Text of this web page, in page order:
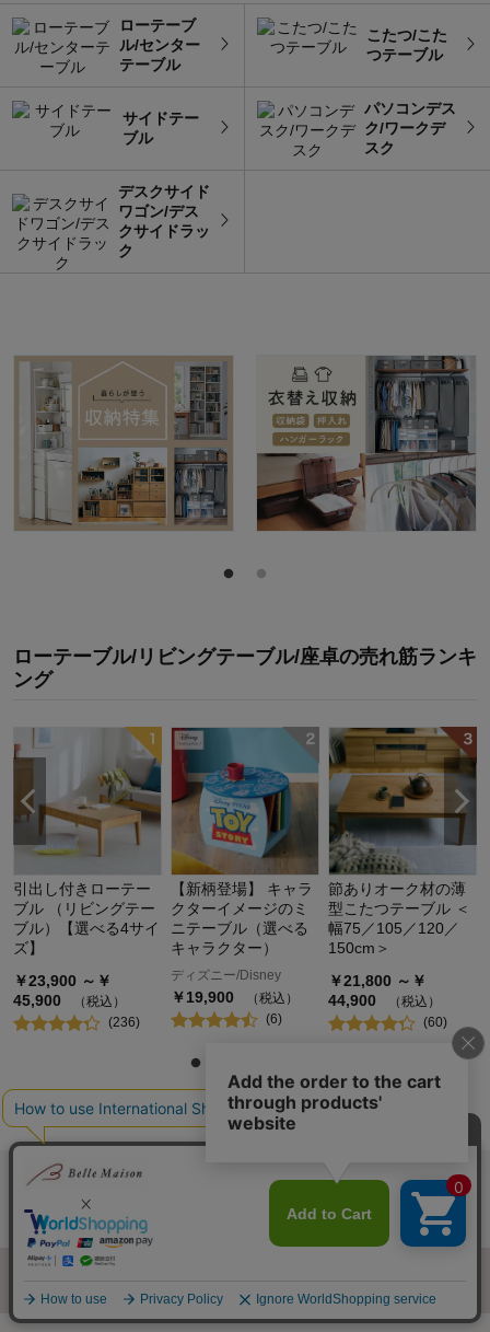
ローテーブ
ル/センター
テーブル
こたつ/こた
つテーブル
サイドテー
ブル
パソコンデス
ク/ワークデ
スク
デスクサイド
ワゴン/デス
クサイドラッ
ク
ローテーブル/リビングテーブル/座卓の売れ筋ランキ
ング
引出し付きローテー
ブル （リビングテー
ブル）【選べる4サイ
ズ】
￥23,900 ～￥
45,900
（税込）
(236)
【新柄登場】 キャラ
クターイメージのミ
ニテーブル（選べる
キャラクター）
ディズニー/Disney
￥19,900
（税込）
(6)
節ありオーク材の薄
型こたつテーブル ＜
幅75／105／120／
150cm＞
￥21,800 ～￥
44,900
（税込）
(60)
最近チェックした商品
履歴情報を残す